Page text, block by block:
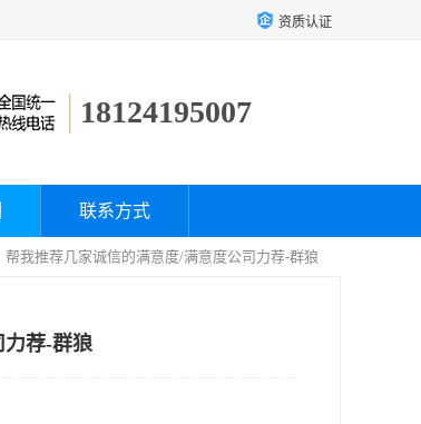
资质认证
18124195007
联系方式
帮我推荐几家诚信的满意度/满意度公司力荐-群狼
力荐-群狼